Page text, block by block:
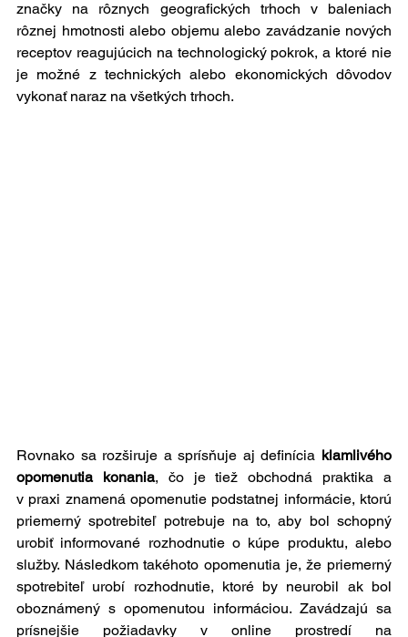
značky na rôznych geografických trhoch v baleniach
rôznej hmotnosti alebo objemu alebo zavádzanie nových
receptov reagujúcich na technologický pokrok, a ktoré nie
je možné z technických alebo ekonomických dôvodov
vykonať naraz na všetkých trhoch.
Rovnako sa rozširuje a sprísňuje aj definícia klamlivého
opomenutia konania, čo je tiež obchodná praktika a
v praxi znamená opomenutie podstatnej informácie, ktorú
priemerný spotrebiteľ potrebuje na to, aby bol schopný
urobiť informované rozhodnutie o kúpe produktu, alebo
služby. Následkom takéhoto opomenutia je, že priemerný
spotrebiteľ urobí rozhodnutie, ktoré by neurobil ak bol
oboznámený s opomenutou informáciou. Zavádzajú sa